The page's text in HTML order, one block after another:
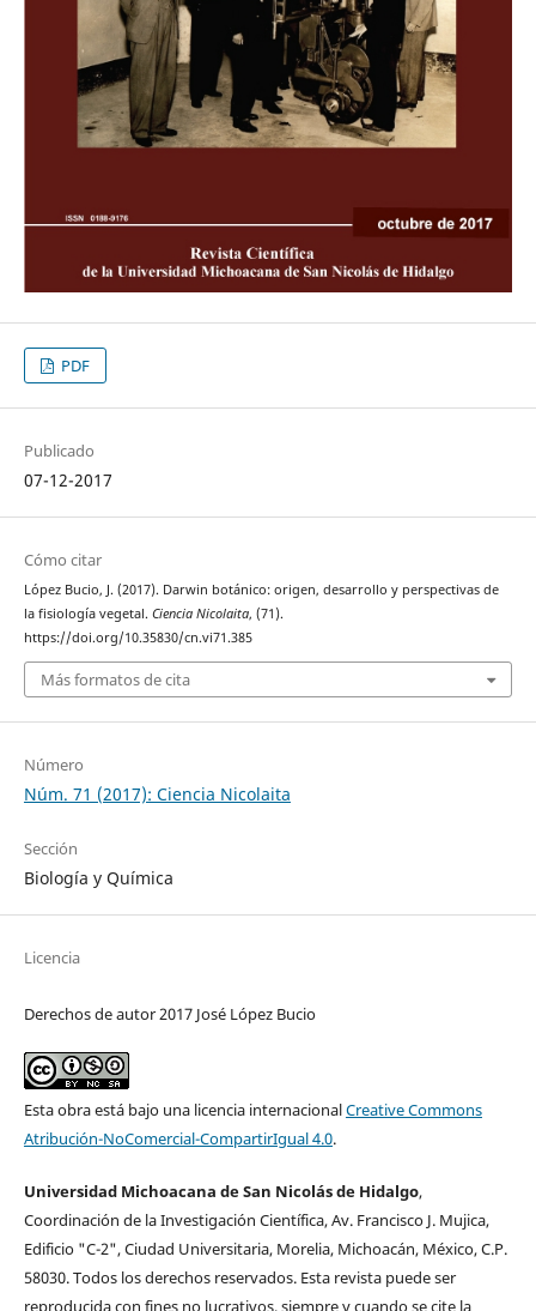
PDF
Publicado
07-12-2017
Cómo citar
López Bucio, J. (2017). Darwin botánico: origen, desarrollo y perspectivas de
la fisiología vegetal. Ciencia Nicolaita, (71).
https://doi.org/10.35830/cn.vi71.385
Más formatos de cita
Número
Núm. 71 (2017): Ciencia Nicolaita
Sección
Biología y Química
Licencia
Derechos de autor 2017 José López Bucio
Esta obra está bajo una licencia internacionalCreative Commons
Atribución-NoComercial-CompartirIgual 4.0.
Universidad Michoacana de San Nicolás de Hidalgo,
Coordinación de la Investigación Cientí­fica, Av. Francisco J. Mujica,
Edificio "C-2", Ciudad Universitaria, Morelia, Michoacán, México, C.P.
58030. Todos los derechos reservados. Esta revista puede ser
reproducida con fines no lucrativos, siempre y cuando se cite la